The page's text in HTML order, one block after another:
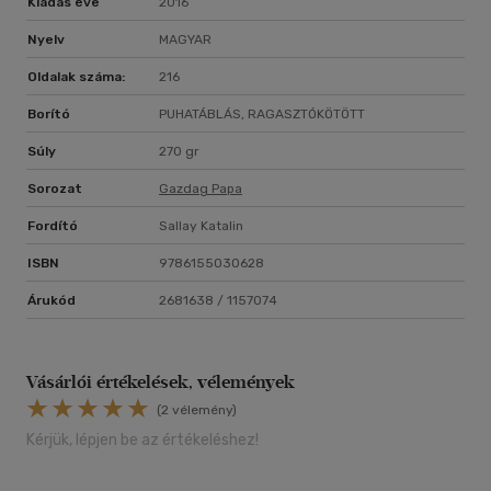
Ismerd meg a meggazdagodás e forradalmi módját!
Nyelv MAGYAR
Oldalak száma: 216
Borító PUHATÁBLÁS, RAGASZTÓKÖTÖTT
Súly 270 gr
Sorozat Gazdag Papa
Fordító Sallay Katalin
ISBN 9786155030628
Árukód 2681638 / 1157074
Vásárlói értékelések, vélemények
(2 vélemény)
Kérjük, lépjen be az értékeléshez!